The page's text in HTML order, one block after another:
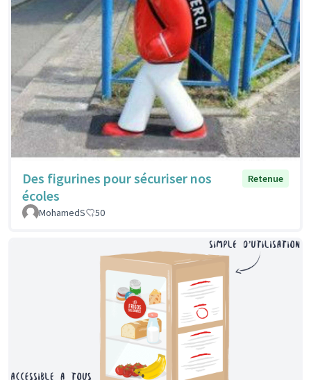
Des figurines pour sécuriser nos
écoles
Retenue
MohamedS 50